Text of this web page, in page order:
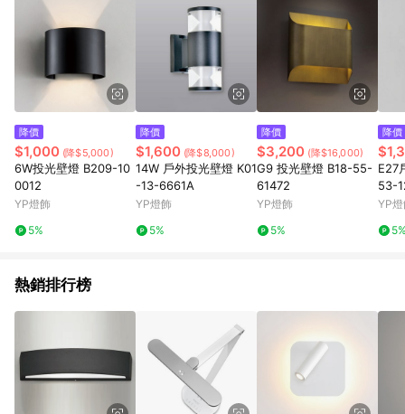
降價
$1,000 (降$5,000)
6W投光壁燈 B209-10
0012
YP燈飾
5%
降價
$1,600 (降$8,000)
14W 戶外投光壁燈 K01
-13-6661A
YP燈飾
5%
降價
$3,200 (降$16,000)
G9 投光壁燈 B18-55-
61472
YP燈飾
5%
降價
E27
53-
YP
熱銷排行榜